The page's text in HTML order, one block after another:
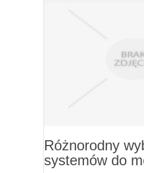
Różnorodny
systemów do